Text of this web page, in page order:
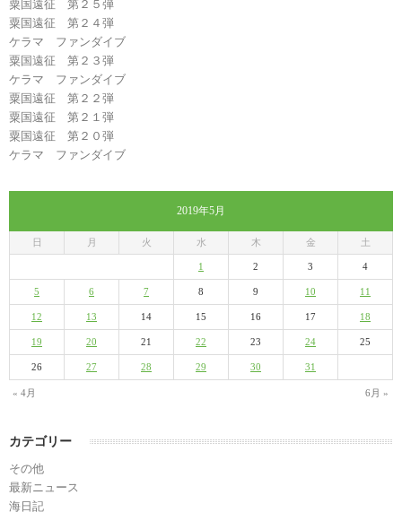
粟国遠征 第２５弾
粟国遠征 第２４弾
ケラマ ファンダイブ
粟国遠征 第２３弾
ケラマ ファンダイブ
粟国遠征 第２２弾
粟国遠征 第２１弾
粟国遠征 第２０弾
ケラマ ファンダイブ
2019年5月
日 月 火 水 木 金 土
« 4月 6月 »
1 2 3 4
5 6 7 8 9 10 11
12 13 14 15 16 17 18
19 20 21 22 23 24 25
26 27 28 29 30 31
カテゴリー
その他
最新ニュース
海日記